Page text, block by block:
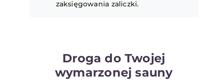
zaksięgowania zaliczki.
Droga do Twojej
wymarzonej sauny